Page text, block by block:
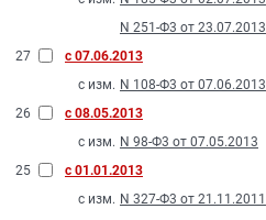
N 251-Ф3 от 23.07.2013
27
с 07.06.2013
с изм. N 108-Ф3 от 07.06.2013
26
с 08.05.2013
с изм. N 98-Ф3 от 07.05.2013
25
с 01.01.2013
с изм. N 327-Ф3 от 21.11.2011